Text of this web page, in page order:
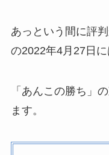
あっという間に評
の2022年4月27日に
「あんこの勝ち」
ます。